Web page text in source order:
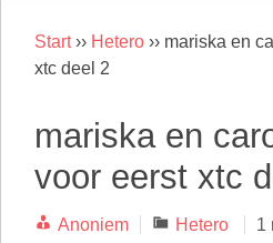
Start›› Hetero ›› mariska en
xtc deel 2
mariska en
voor eerst xtc
Anoniem Categorieën
Hetero 1